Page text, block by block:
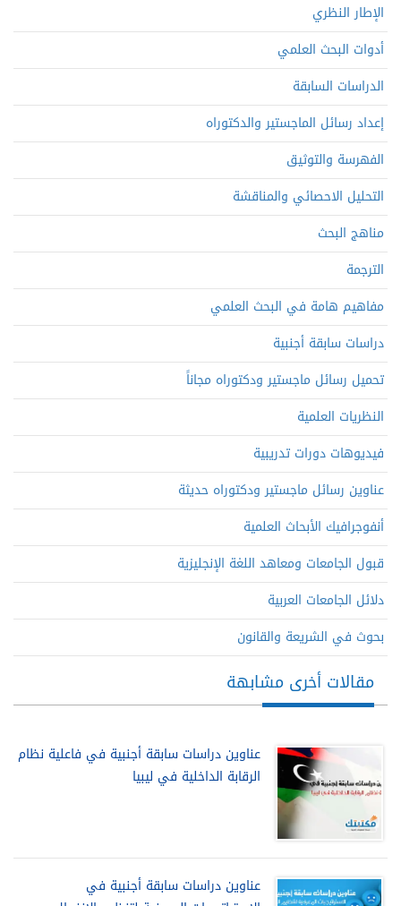
الإطار النظري
أدوات البحث العلمي
الدراسات السابقة
إعداد رسائل الماجستير والدكتوراه
الفهرسة والتوثيق
التحليل الاحصائي والمناقشة
مناهج البحث
الترجمة
مفاهيم هامة في البحث العلمي
دراسات سابقة أجنبية
تحميل رسائل ماجستير ودكتوراه مجاناً
النظريات العلمية
فيديوهات دورات تدريبية
عناوين رسائل ماجستير ودكتوراه حديثة
أنفوجرافيك الأبحاث العلمية
قبول الجامعات ومعاهد اللغة الإنجليزية
دلائل الجامعات العربية
بحوث في الشريعة والقانون
مقالات أخرى مشابهة
عناوين دراسات سابقة أجنبية في فاعلية نظام
الرقابة الداخلية في ليبيا
عناوين دراسات سابقة أجنبية في